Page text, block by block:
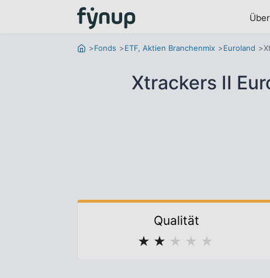
Fonds ETF, Aktien Branchenmix Euroland
Xtrackers II
Qualität
★ ★ ★ ★ ★